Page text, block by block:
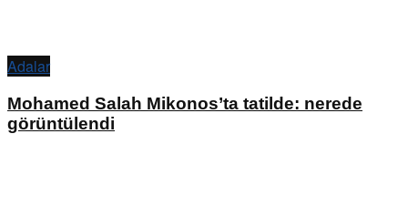
Adalar
Mohamed Salah Mikonos’ta tatilde: nerede
görüntülendi